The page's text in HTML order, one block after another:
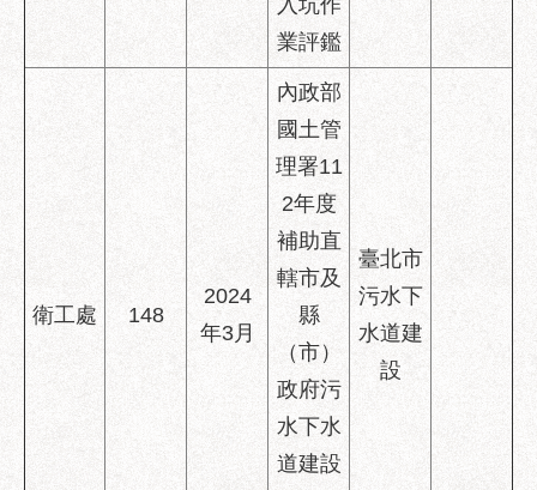
入坑作
業評鑑
衛工處 148
2024
年3月
內政部
國土管
理署11
2年度
補助直
轄市及
縣
（市）
政府污
水下水
道建設
臺北市
污水下
水道建
設